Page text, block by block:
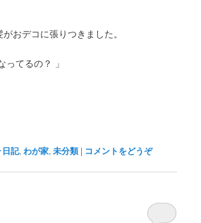
おデコに張りつきました。
ってるの？ 」
日記, わが家,未分類 | コメントをどうぞ